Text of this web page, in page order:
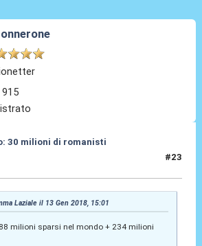
915
30 milioni di romanisti
#23
Laziale il 13 Gen 2018, 15:01
milioni sparsi nel mondo + 234 milioni